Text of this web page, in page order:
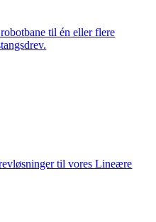
til én eller flere
til vores Lineære